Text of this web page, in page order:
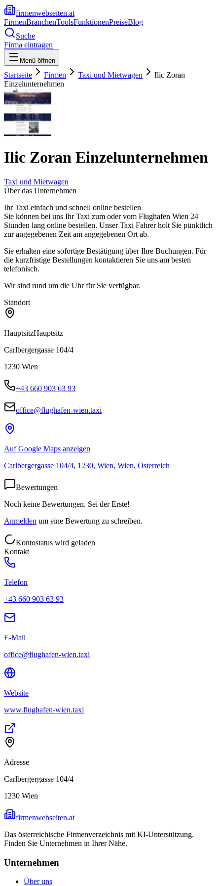
firmenwebseiten.at
FirmenBranchenToolsFunktionenPreiseBlog
Suche
Firma eintragen
Menü öffnen
Startseite Firmen Taxi und Mietwagen
Ilic Zoran
Einzelunternehmen
Ilic Zoran Einzelunternehmen
Taxi und Mietwagen
Über das Unternehmen
Ihr Taxi einfach und schnell online bestellen
Sie können bei uns Ihr Taxi zum oder vom Flughafen Wien 24
Stunden lang online bestellen. Unser Taxi Fahrer holt Sie pünktlich
zur angegebenen Zeit am angegebenen Ort ab.
Sie erhalten eine sofortige Bestätigung über Ihre Buchungen. Für
die kurzfristige Bestellungen kontaktieren Sie uns am besten
telefonisch.
Wir sind rund um die Uhr für Sie verfügbar.
Standort
HauptsitzHauptsitz
Carlbergergasse 104/4
1230 Wien
+43 660 903 63 93
office@flughafen-wien.taxi
Auf Google Maps anzeigen
Carlbergergasse 104/4, 1230, Wien, Wien, Österreich
Bewertungen
Noch keine Bewertungen. Sei der Erste!
Anmelden um eine Bewertung zu schreiben.
Kontostatus wird geladen
Kontakt
Telefon
+43 660 903 63 93
E-Mail
office@flughafen-wien.taxi
Website
www.flughafen-wien.taxi
Adresse
Carlbergergasse 104/4
1230 Wien
firmenwebseiten.at
Das österreichische Firmenverzeichnis mit KI-Unterstützung.
Finden Sie Unternehmen in Ihrer Nähe.
Unternehmen
Über uns